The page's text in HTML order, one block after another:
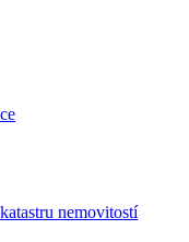
nemovitostí